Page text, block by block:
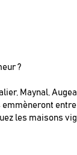
?
Maynal,
les maisons